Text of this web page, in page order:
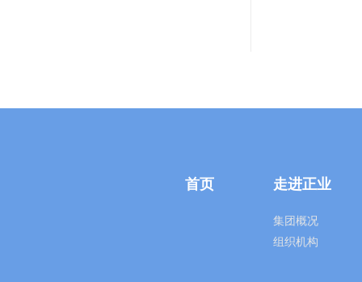
首页 走进正业
集团概况
组织机构